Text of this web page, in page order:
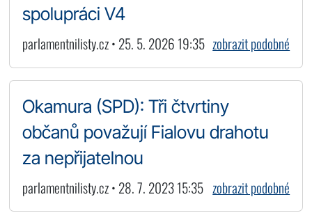
spolupráci V4
parlamentnilisty.cz • 25. 5. 2026 19:35 zobrazit podobné
Okamura (SPD): Tři čtvrtiny
občanů považují Fialovu drahotu
za nepřijatelnou
parlamentnilisty.cz • 28. 7. 2023 15:35 zobrazit podobné